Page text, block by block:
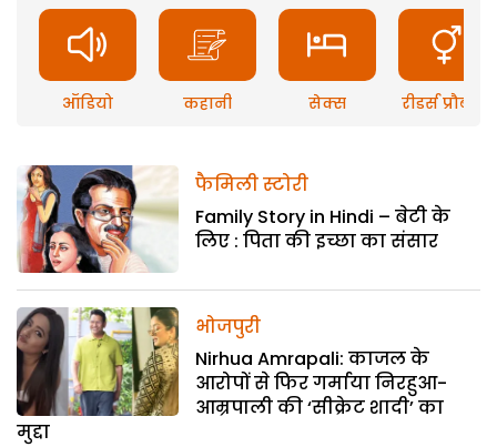
ऑडियो कहानी सेक्स रीडर्स प्रौब्लम
फैमिली स्टोरी
Family Story in Hindi – बेटी के
लिए : पिता की इच्छा का संसार
भोजपुरी
Nirhua Amrapali: काजल के
आरोपों से फिर गर्माया निरहुआ-
आम्रपाली की ‘सीक्रेट शादी’ का
मुद्दा